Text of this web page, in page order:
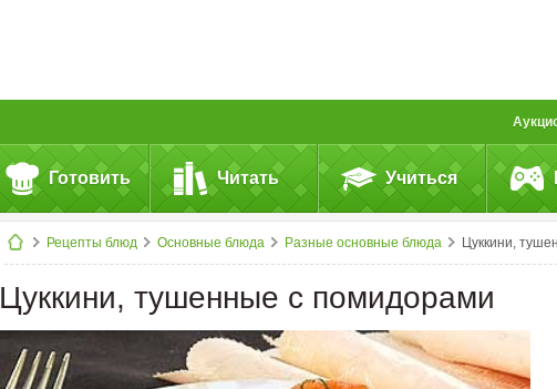
Готовить Читать Учиться
Рецепты блюд Основные блюда Разные основные блюда Цуккини, тушенные
Цуккини, тушенные с помидорами